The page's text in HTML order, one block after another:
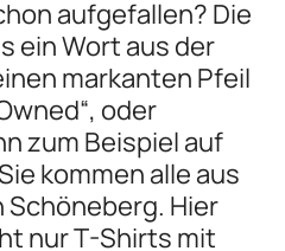
aufgefallen? Die
ein Wort aus der
markanten Pfeil
oder
zum Beispiel auf
kommen alle aus
Schöneberg. Hier
nur T-Shirts mit